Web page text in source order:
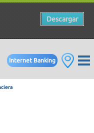
Descargar
Internet Banking